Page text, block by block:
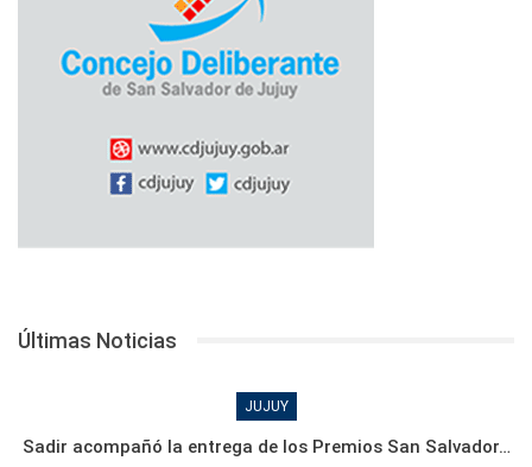
Últimas Noticias
JUJUY
Sadir acompañó la entrega de los Premios San Salvador…